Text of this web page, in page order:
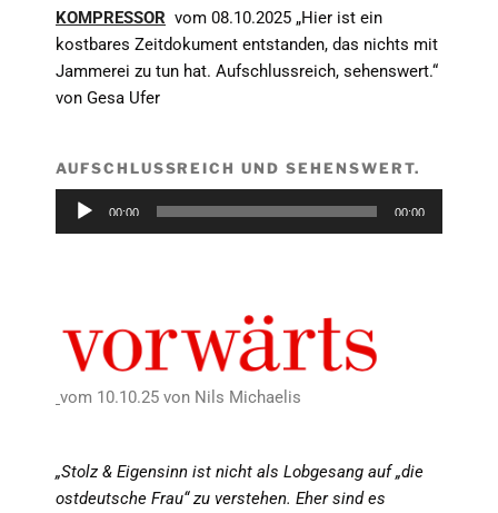
KOMPRESSOR vom 08.10.2025 „Hier ist ein
kostbares Zeitdokument entstanden, das nichts mit
Jammerei zu tun hat. Aufschlussreich, sehenswert.“
von Gesa Ufer
AUFSCHLUSSREICH UND SEHENSWERT.
Audio-
00:00 00:00
vom 10.10.25 von Nils Michaelis
„Stolz & Eigensinn ist nicht als Lobgesang auf „die
ostdeutsche Frau“ zu verstehen. Eher sind es